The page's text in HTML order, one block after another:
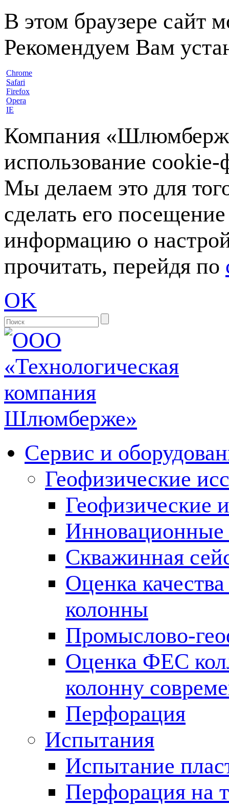
В этом браузере сайт
Рекомендуем Вам
Chrome
Safari
Firefox
Opera
IE
Компания
использование
Мы делаем это для
сделать его
информацию о
прочитать, перейдя по
OK
Сервис и
Геофизические
Геофизические
Инновационные
Скважинная
Оценка
колонны
Промыслово-
Оценка ФЕС
колонну
Перфорация
Испытания
Испытание
Перфорация на